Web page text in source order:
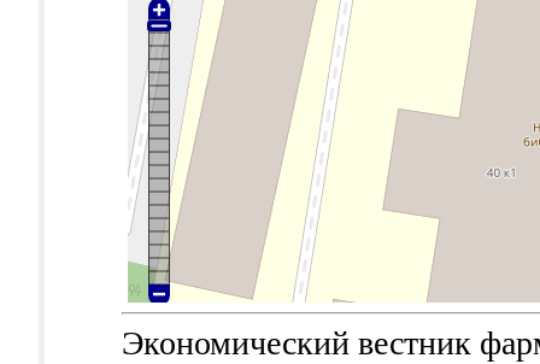
Экономический вестник